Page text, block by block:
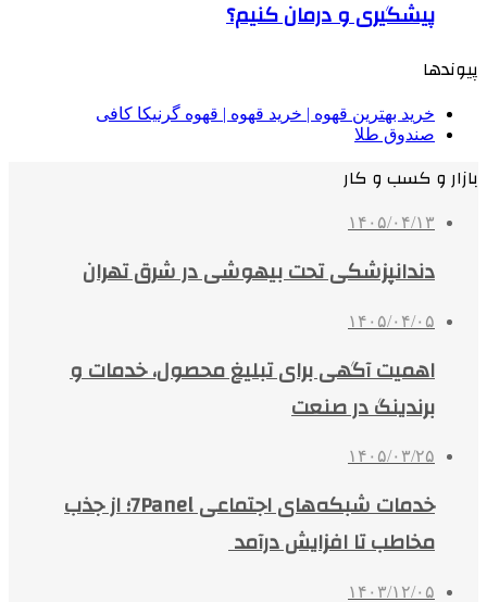
پیشگیری و درمان کنیم؟
پیوندها
خرید بهترین قهوه | خرید قهوه | قهوه گرنیکا کافی
صندوق طلا
بازار و کسب و کار
۱۴۰۵/۰۴/۱۳
دندانپزشکی تحت بیهوشی در شرق تهران
۱۴۰۵/۰۴/۰۵
اهمیت آگهی برای تبلیغ محصول، خدمات و
برندینگ در صنعت
۱۴۰۵/۰۳/۲۵
خدمات شبکه‌های اجتماعی 7Panel؛ از جذب
مخاطب تا افزایش درآمد
۱۴۰۳/۱۲/۰۵